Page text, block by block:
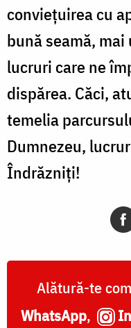
conviețuirea cu
bună seamă,
lucruri care ne
dispărea. Căci,
temelia
Dumnezeu,
Îndrăzniți!
Alătură-te
WhatsApp,